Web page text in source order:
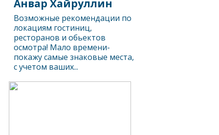
Анвар Хайруллин
Возможные рекомендации по
локациям гостиниц,
ресторанов и обьектов
осмотра! Мало времени-
покажу самые знаковые места,
с учетом ваших...